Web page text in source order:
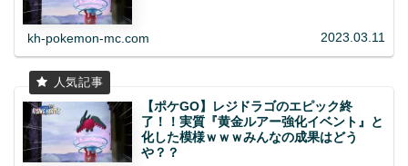
kh-pokemon-mc.com 2023.03.11
【ポケGO】レジドラゴのエピック終
了！！実質『黄金ルアー強化イベント』と
化した模様ｗｗｗみんなの成果はどう
や？？